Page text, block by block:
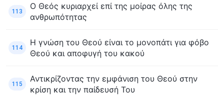
113
Ο Θεός κυριαρχεί επί της μοίρας όλης της
ανθρωπότητας
114
Η γνώση του Θεού είναι το μονοπάτι για φόβο
Θεού και αποφυγή του κακού
115
Αντικρίζοντας την εμφάνιση του Θεού στην
κρίση και την παίδευσή Του